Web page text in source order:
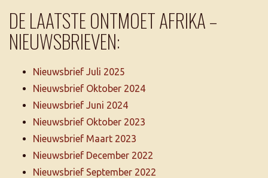
DE LAATSTE ONTMOET AFRIKA –
NIEUWSBRIEVEN:
Nieuwsbrief Juli 2025
Nieuwsbrief Oktober 2024
Nieuwsbrief Juni 2024
Nieuwsbrief Oktober 2023
Nieuwsbrief Maart 2023
Nieuwsbrief December 2022
Nieuwsbrief September 2022